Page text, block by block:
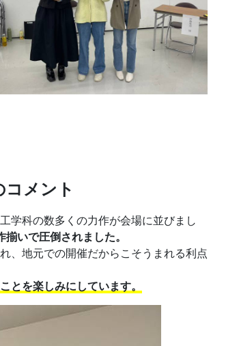
メント
学科の数多くの力作が会場に並びまし
いで圧倒されました。
、地元での開催だからこそうまれる利点
とを楽しみにしています。